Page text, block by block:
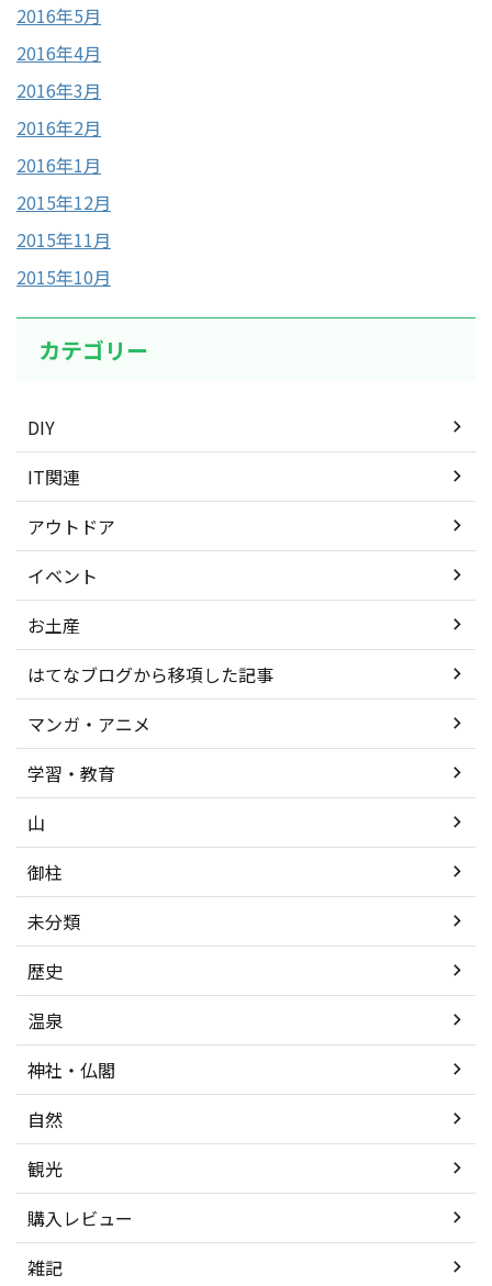
2016年5月
2016年4月
2016年3月
2016年2月
2016年1月
2015年12月
2015年11月
2015年10月
カテゴリー
DIY
IT関連
アウトドア
イベント
お土産
はてなブログから移項した記事
マンガ・アニメ
学習・教育
山
御柱
未分類
歴史
温泉
神社・仏閣
自然
観光
購入レビュー
雑記